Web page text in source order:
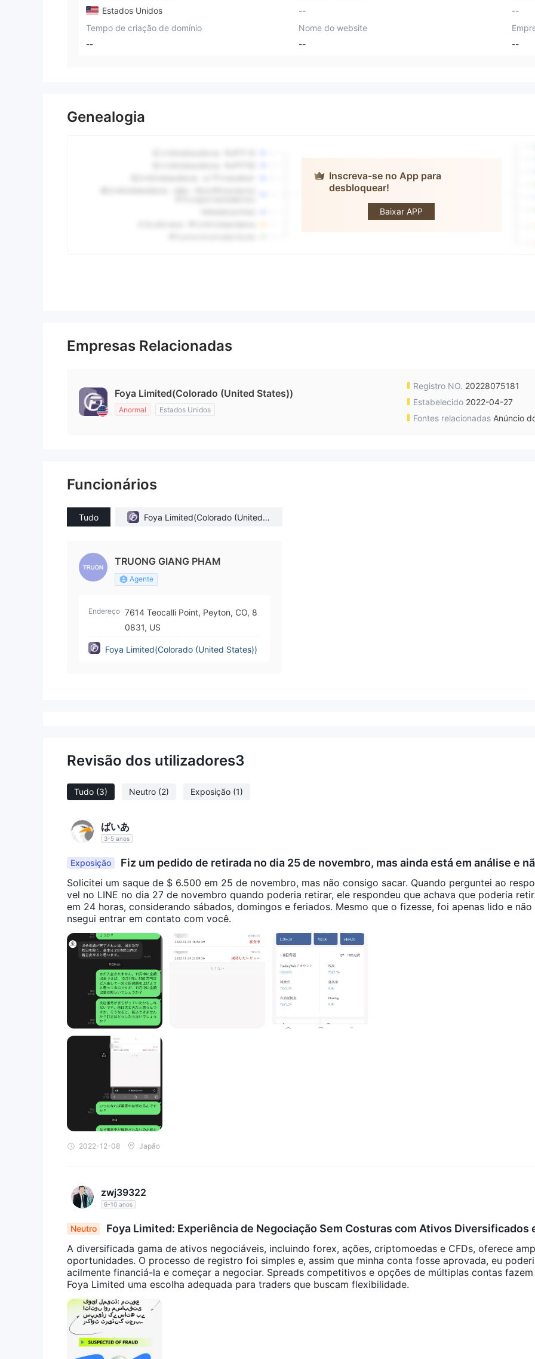
Estados Unidos
--
--
Tempo de criação de domínio
--
Nome do website
--
--
Genealogia
Inscreva-se no App para
desbloquear!
Baixar APP
Foya Limited
Empresas Relacionadas
Foya Limited(Colorado (United States))
Anormal Estados Unidos
Registro NO. 20228075181
Estabelecido 2022-04-27
Fontes relacionadas Anúncio
Funcionários
Tudo
Foya Limited(Colorado (United S
TRUONG GIANG PHAM
Agente
Endereço 7614 Teocalli Point, Peyton, CO, 8
0831, US
Foya Limited(Colorado (United States))
Revisão dos utilizadores3
Tudo (3) Neutro (2) Exposição (1)
ばいあ
3-5 anos
Exposição
Fiz um pedido de retirada no dia 25 de novembro, mas ainda está em análise e
osso retirar.
Solicitei um saque de $ 6.500 em 25 de novembro, mas não consigo sacar. Quando perguntei ao
vel no LINE no dia 27 de novembro quando poderia retirar, ele respondeu que achava que poderia
em 24 horas, considerando sábados, domingos e feriados. Mesmo que o fizesse, foi apenas lido e não
nsegui entrar em contato com você.
2022-12-08 Japão
zwj39322
6-10 anos
Neutro
Foya Limited: Experiência de Negociação Sem Costuras com Ativos Diversificados
preads Competitivos
A diversificada gama de ativos negociáveis, incluindo forex, ações, criptomoedas e CFDs, oferece
oportunidades. O processo de registro foi simples e, assim que minha conta fosse aprovada, eu
acilmente financiá-la e começar a negociar. Spreads competitivos e opções de múltiplas contas
Foya Limited uma escolha adequada para traders que buscam flexibilidade.